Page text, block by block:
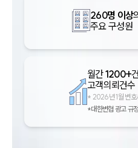
260명 이상의
주요 구성원
월간1200+
고객의뢰건수
* 2026년 1월 변호
*대한변협 광고 규